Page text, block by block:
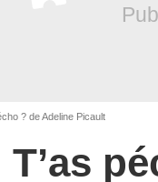
? de Adeline Picault
T’as